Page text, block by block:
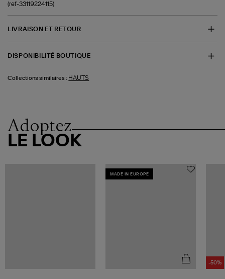
(ref-33119224115)
LIVRAISON ET RETOUR
DISPONIBILITÉ BOUTIQUE
Collections similaires : HAUTS
Adoptez
LE LOOK
MADE IN EUROPE
-50%